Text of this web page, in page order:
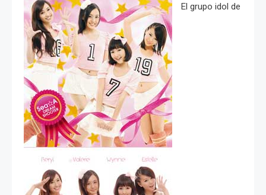
El grupo idol de